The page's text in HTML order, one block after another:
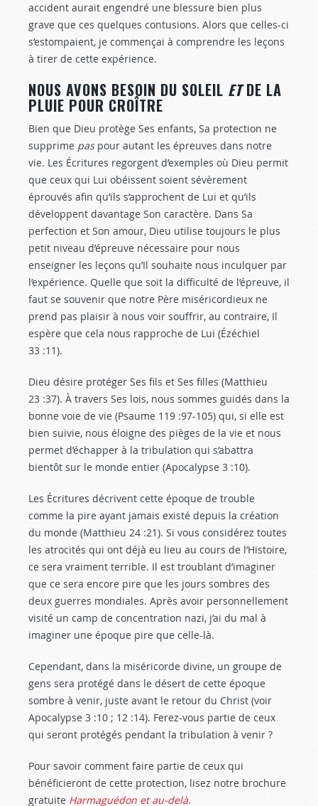
accident aurait engendré une blessure bien plus
grave que ces quelques contusions. Alors que celles-ci
s’estompaient, je commençai à comprendre les leçons
à tirer de cette expérience.
NOUS AVONS BESOIN DU SOLEIL ETDE LA
PLUIE POUR CROÎTRE
Bien que Dieu protège Ses enfants, Sa protection ne
supprime paspour autant les épreuves dans notre
vie. Les Écritures regorgent d’exemples où Dieu permit
que ceux qui Lui obéissent soient sévèrement
éprouvés afin qu’ils s’approchent de Lui et qu’ils
développent davantage Son caractère. Dans Sa
perfection et Son amour, Dieu utilise toujours le plus
petit niveau d’épreuve nécessaire pour nous
enseigner les leçons qu’Il souhaite nous inculquer par
l’expérience. Quelle que soit la difficulté de l’épreuve, il
faut se souvenir que notre Père miséricordieux ne
prend pas plaisir à nous voir souffrir, au contraire, Il
espère que cela nous rapproche de Lui (Ézéchiel
33 :11).
Dieu désire protéger Ses fils et Ses filles (Matthieu
23 :37). À travers Ses lois, nous sommes guidés dans la
bonne voie de vie (Psaume 119 :97-105) qui, si elle est
bien suivie, nous éloigne des pièges de la vie et nous
permet d’échapper à la tribulation qui s’abattra
bientôt sur le monde entier (Apocalypse 3 :10).
Les Écritures décrivent cette époque de trouble
comme la pire ayant jamais existé depuis la création
du monde (Matthieu 24 :21). Si vous considérez toutes
les atrocités qui ont déjà eu lieu au cours de l’Histoire,
ce sera vraiment terrible. Il est troublant d’imaginer
que ce sera encore pire que les jours sombres des
deux guerres mondiales. Après avoir personnellement
visité un camp de concentration nazi, j’ai du mal à
imaginer une époque pire que celle-là.
Cependant, dans la miséricorde divine, un groupe de
gens sera protégé dans le désert de cette époque
sombre à venir, juste avant le retour du Christ (voir
Apocalypse 3 :10 ; 12 :14). Ferez-vous partie de ceux
qui seront protégés pendant la tribulation à venir ?
Pour savoir comment faire partie de ceux qui
bénéficieront de cette protection, lisez notre brochure
gratuite Harmaguédon et au-delà.